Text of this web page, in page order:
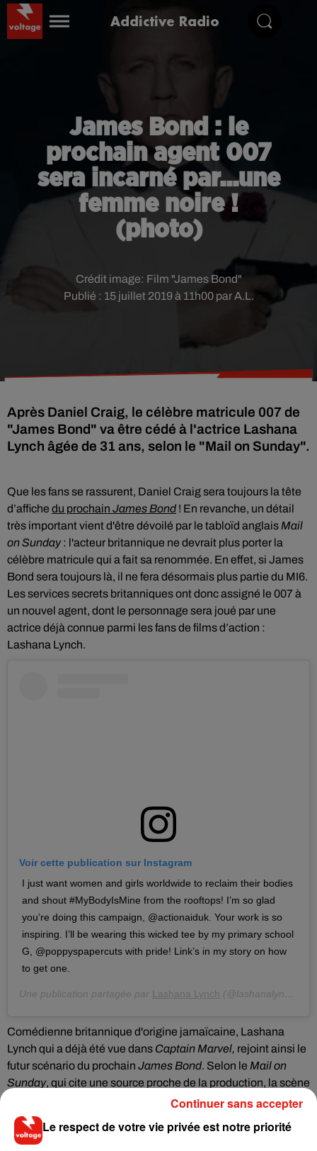
Addictive Radio
James Bond : le
prochain agent 007
sera incarné par...une
femme noire !
(photo)
Publié : 15 juillet 2019 à 11h00 par A.L.
Crédit image: Film "James Bond"
Après Daniel Craig, le célèbre matricule 007 de
"James Bond" va être cédé à l'actrice Lashana
Lynch âgée de 31 ans, selon le "Mail on Sunday".
Que les fans se rassurent, Daniel Craig sera toujours la tête
d’affiche du prochain James Bond ! En revanche, un détail
très important vient d'être dévoilé par le tabloïd anglais Mail
on Sunday: l'acteur britannique ne devrait plus porter la
célèbre matricule qui a fait sa renommée. En effet, si James
Bond sera toujours là, il ne fera désormais plus partie du MI6.
Les services secrets britanniques ont donc assigné le 007 à
un nouvel agent, dont le personnage sera joué par une
actrice déjà connue parmi les fans de films d’action :
Lashana Lynch.
Voir cette publication sur Instagram
I just want women and girls worldwide to reclaim their bodies
and shout #MyBodyIsMine from the rooftops! I’m so glad
you’re doing this campaign, @actionaiduk. Your work is so
inspiring. I’ll be wearing this wicked tee by my primary school
G, @poppyspapercuts with pride! Link’s in my story on how
to get one.
Une publication partagée par Lashana Lynch (@lashanalynch) le
Comédienne britannique d'origine jamaïcaine, Lashana
Lynch qui a déjà été vue dans Captain Marvel, rejoint ainsi le
futur scénario du prochain James Bond. Selon le Mail on
Sunday, qui cite une source proche de la production, la scène
d'introduction de ce changement de personnage s'annonce
très marquante. En effet, tandis que M demandera à l’agent
007 d’entrer dans la pièce, c’est Lashana Lynch, et non
Le respect de votre vie privée est notre priorité
Continuer sans accepter